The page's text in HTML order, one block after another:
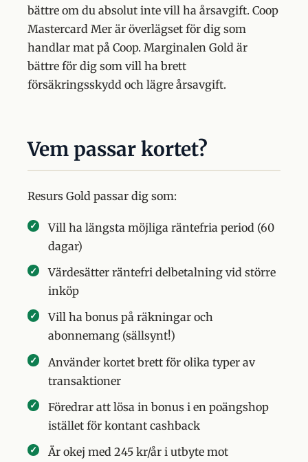
bättre om du absolut inte vill ha årsavgift. Coop
Mastercard Mer är överlägset för dig som
handlar mat på Coop. Marginalen Gold är
bättre för dig som vill ha brett
försäkringsskydd och lägre årsavgift.
Vem passar kortet?
Resurs Gold passar dig som:
Vill ha längsta möjliga räntefria period (60
dagar)
Värdesätter räntefri delbetalning vid större
inköp
Vill ha bonus på räkningar och
abonnemang (sällsynt!)
Använder kortet brett för olika typer av
transaktioner
Föredrar att lösa in bonus i en poängshop
istället för kontant cashback
Är okej med 245 kr/år i utbyte mot